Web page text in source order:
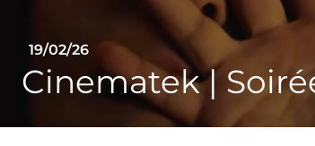
19/02/26
Cinematek |